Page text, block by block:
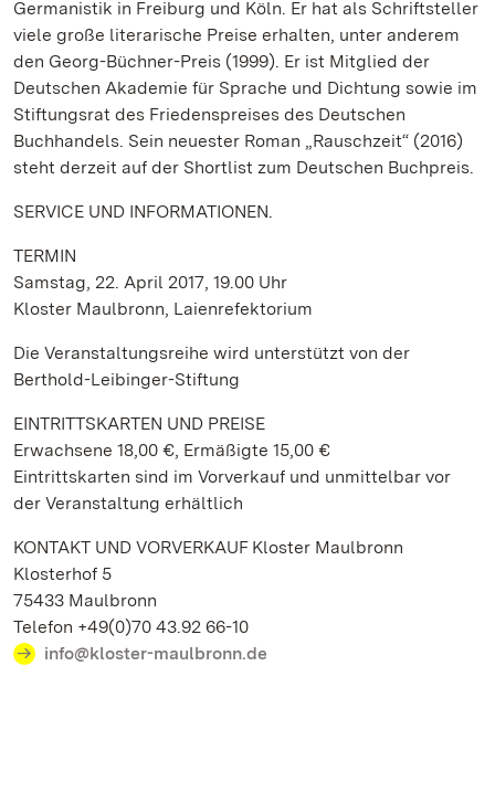
Germanistik in Freiburg und Köln. Er hat als Schriftsteller
viele große literarische Preise erhalten, unter anderem
den Georg-Büchner-Preis (1999). Er ist Mitglied der
Deutschen Akademie für Sprache und Dichtung sowie im
Stiftungsrat des Friedenspreises des Deutschen
Buchhandels. Sein neuester Roman „Rauschzeit“ (2016)
steht derzeit auf der Shortlist zum Deutschen Buchpreis.
SERVICE UND INFORMATIONEN.
TERMIN
Samstag, 22. April 2017, 19.00 Uhr
Kloster Maulbronn, Laienrefektorium
Die Veranstaltungsreihe wird unterstützt von der
Berthold-Leibinger-Stiftung
EINTRITTSKARTEN UND PREISE
Erwachsene 18,00 €, Ermäßigte 15,00 €
Eintrittskarten sind im Vorverkauf und unmittelbar vor
der Veranstaltung erhältlich
KONTAKT UND VORVERKAUF Kloster Maulbronn
Klosterhof 5
75433 Maulbronn
Telefon +49(0)70 43.92 66-10
info@kloster-maulbronn.de